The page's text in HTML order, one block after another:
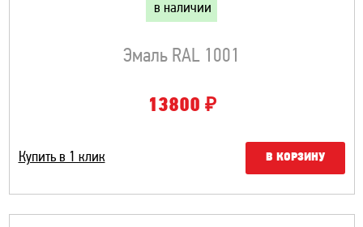
в наличии
Эмаль RAL 1001
13800 ₽
Купить в 1 клик В КОРЗИНУ